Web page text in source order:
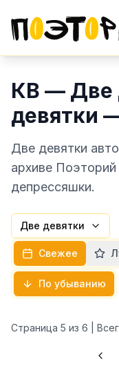
КВ — Две
девятки
Две девятки
архиве
депрессяшки.
Две девятки
Свежее
По убыванию
Страница 5 из 6 |